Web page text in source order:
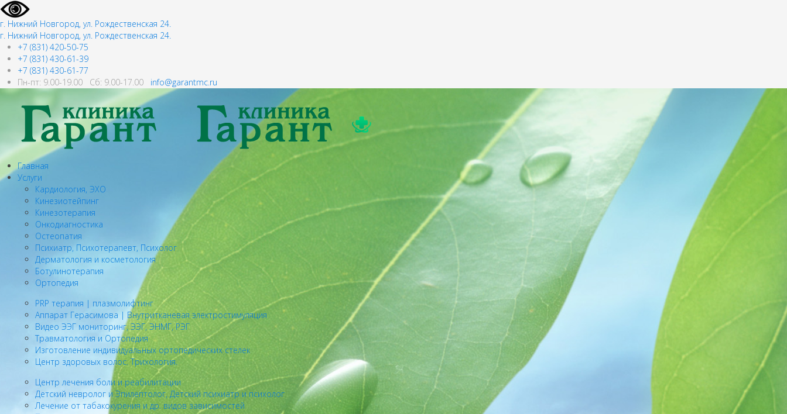
г. Нижний Новгород, ул. Рождественская 24.
г. Нижний Новгород, ул. Рождественская 24.
+7 (831) 420-50-75
+7 (831) 430-61-39
+7 (831) 430-61-77
Пн-пт: 9.00-19.00 Сб: 9.00-17.00 info@garantmc.ru
Главная
Услуги
Кардиология, ЭХО
Кинезиотейпинг
Кинезотерапия
Онкодиагностика
Остеопатия
Психиатр, Психотерапевт, Психолог
Дерматология и косметология
Ботулинотерапия
Ортопедия
PRP терапия | плазмолифтинг
Аппарат Герасимова | Внутритканевая электростимуляция
Видео ЭЭГ мониторинг, ЭЭГ, ЭНМГ, РЭГ
Травматология и Ортопедия
Изготовление индивидуальных ортопедических стелек
Центр здоровых волос. Трихология.
Центр лечения боли и реабилитации
Детский невролог и Эпилептолог, Детский психиатр и психолог
Лечение от табакокурения и др. видов зависимостей